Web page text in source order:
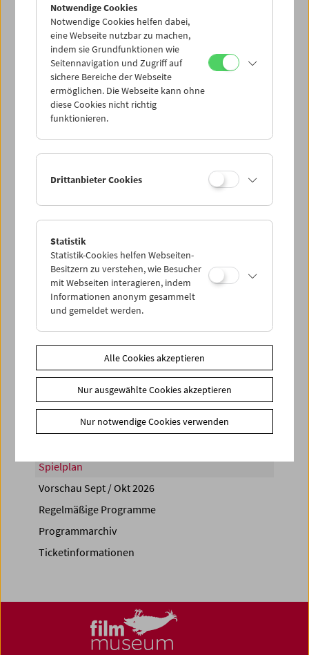
Di 8.11.
Mi 9.11.
Do 10.11.
Sa 12.11.
PROGRAMM ÜBERBLICK
Share on
Spielplan
Vorschau Sept / Okt 2026
Regelmäßige Programme
Programmarchiv
Ticketinformationen
Notwendige Cookies
Notwendige Cookies helfen dabei,
eine Webseite nutzbar zu machen,
indem sie Grundfunktionen wie
Seitennavigation und Zugriff auf
sichere Bereiche der Webseite
ermöglichen. Die Webseite kann ohne
diese Cookies nicht richtig
funktionieren.
Drittanbieter Cookies
Statistik
Statistik-Cookies helfen Webseiten-
Besitzern zu verstehen, wie Besucher
mit Webseiten interagieren, indem
Informationen anonym gesammelt
und gemeldet werden.
Alle Cookies akzeptieren
Nur ausgewählte Cookies akzeptieren
Nur notwendige Cookies verwenden